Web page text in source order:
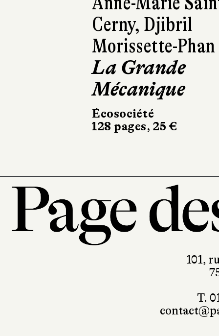
Bordesoules
Azur
Gallimard Bande
dessinée
168 pages, 25 €
101,
T.